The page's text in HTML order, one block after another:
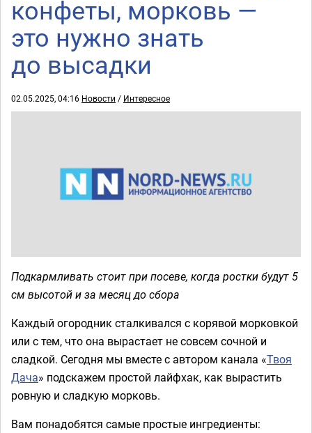
конфеты, морковь —
это нужно знать
до высадки
02.05.2025, 04:16 Новости / Интересное
Подкармливать стоит при посеве, когда ростки будут 5
см высотой и за месяц до сбора
Каждый огородник сталкивался с корявой морковкой
или с тем, что она вырастает не совсем сочной и
сладкой. Сегодня мы вместе с автором канала «Твоя
Дача» подскажем простой лайфхак, как вырастить
ровную и сладкую морковь.
Вам понадобятся самые простые ингредиенты: